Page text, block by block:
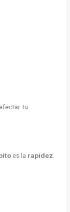
tu
es la rapidez